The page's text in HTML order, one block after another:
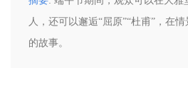
人，还可以邂逅“屈原”“杜甫”，在
的故事。